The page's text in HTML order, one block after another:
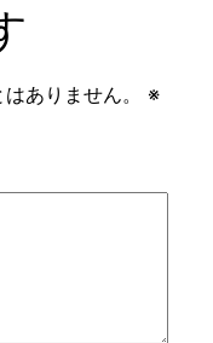
ありません。
※